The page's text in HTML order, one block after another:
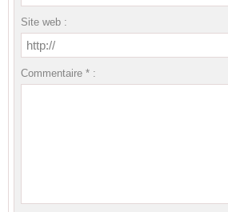
Site web :
Commentaire * :